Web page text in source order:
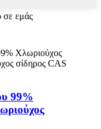
σε εμάς
99%